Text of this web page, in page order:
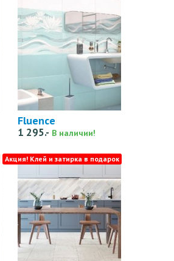
Fluence
1 295.- В наличии!
Акция! Клей и затирка в подарок